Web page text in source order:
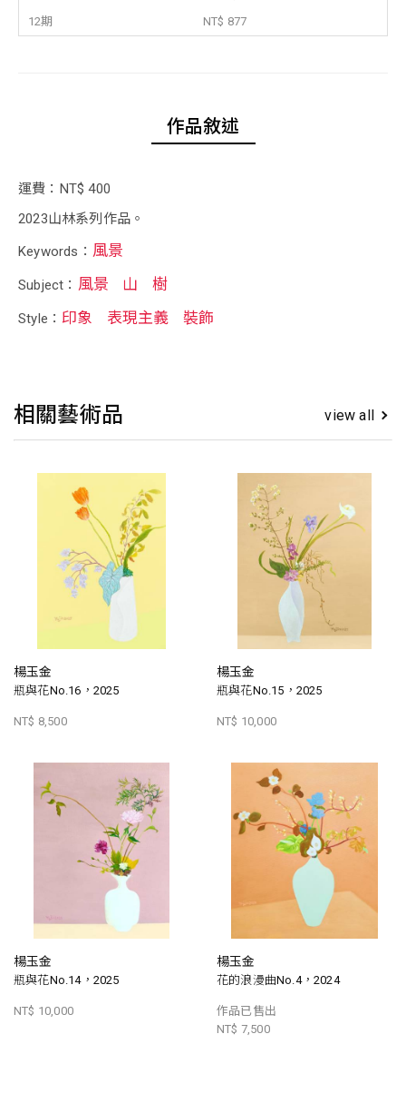
12期
NT$ 877
作品敘述
運費：NT$ 400
2023山林系列作品。
Keywords： 風景
Subject： 風景 山 樹
Style： 印象 表現主義 裝飾
相關藝術品 view all
楊玉金
瓶與花No.16，2025
NT$ 8,500
楊玉金
瓶與花No.15，2025
NT$ 10,000
楊玉金
瓶與花No.14，2025
NT$ 10,000
楊玉金
花的浪漫曲No.4，2024
作品已售出
NT$ 7,500